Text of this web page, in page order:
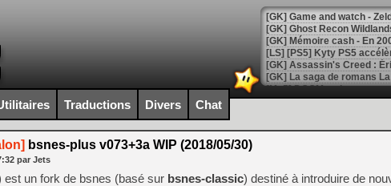
[Mo5] DOOM arrive en
[GK] Bethesda fête les 30
[GK] Roblox : l'action en
[GK] Agenda - GeForce
[GK] Devolver Digital en a
Traductions Divers Chat
bsnes-plus v073+3a WIP (2018/05/30)
par Jets
est un fork de bsnes (basé sur bsnes-classic) destiné à introduire de